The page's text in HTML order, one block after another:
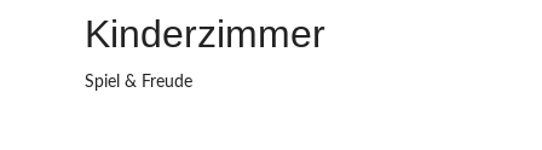
Kinderzimmer
Spiel & Freude